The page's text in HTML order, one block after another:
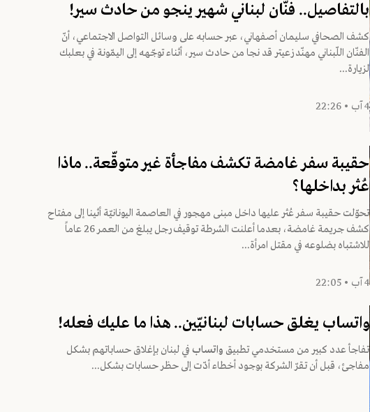
بالتفاصيل.. فنّان لبناني شهير ينجو من حادث سير!
كشف الصحافي سليمان أصفهاني، عبر حسابه على وسائل التواصل الاجتماعي، أنّ
الفنّان اللّبناني مهنّد زعيتر قد نجا من حادث سير، أثناء توجّهه إلى اليمّونة في بعلبك
لزيارة...
4 آب • 22:26
حقيبة سفر غامضة تكشف مفاجأة غير متوقّعة.. ماذا
عُثر بداخلها؟
تحوّلت حقيبة سفر عُثر عليها داخل مبنى مهجور في العاصمة اليونانيّة أثينا إلى مفتاح
كشف جريمة غامضة، بعدما أعلنت الشرطة توقيف رجل يبلغ من العمر 26 عاماً
للاشتباه بضلوعه في مقتل امرأة...
4 آب • 22:05
واتساب يغلق حسابات لبنانيّين.. هذا ما عليك فعله!
تفاجأ عدد كبير من مستخدمي تطبيق واتساب في لبنان بإغلاق حساباتهم بشكل
مفاجئ، قبل أن تقرّ الشركة بوجود أخطاء أدّت إلى حظر حسابات بشكل...